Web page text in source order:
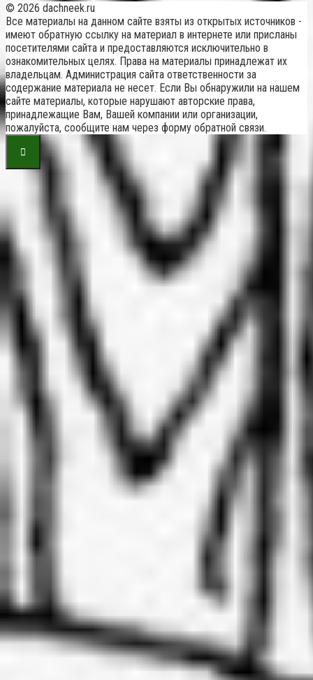
© 2026 dachneek.ru
Все материалы на данном сайте взяты из открытых источников -
имеют обратную ссылку на материал в интернете или присланы
посетителями сайта и предоставляются исключительно в
ознакомительных целях. Права на материалы принадлежат их
владельцам. Администрация сайта ответственности за
содержание материала не несет. Если Вы обнаружили на нашем
сайте материалы, которые нарушают авторские права,
принадлежащие Вам, Вашей компании или организации,
пожалуйста, сообщите нам через форму обратной связи.